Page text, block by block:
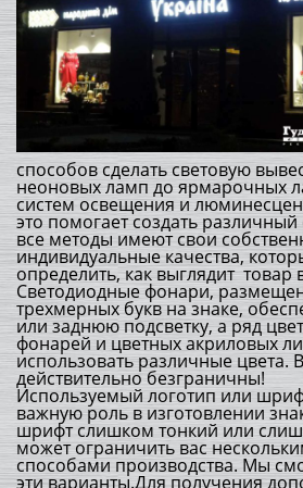
способов сделать световую
неоновых ламп до ярмарочных
систем освещения и
это помогает создать различный
все методы имеют свои
индивидуальные качества,
определить, как выглядит товар
Светодиодные фонари,
трехмерных букв на знаке,
или заднюю подсветку, а ряд
фонарей и цветных акриловых
использовать различные цвета.
действительно безграничны!
Используемый логотип или
важную роль в изготовлении
шрифт слишком тонкий или
может ограничить вас
способами производства. Мы
эти варианты.Для получения